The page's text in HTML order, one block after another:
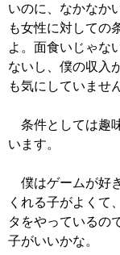
いのに、なかなか
も女性に対しての
よ。面食いじゃな
ないし、僕の収入
も気にしていませ
条件としては趣
います。
僕はゲームが好
くれる子がよくて
タをやっているの
子がいいかな。